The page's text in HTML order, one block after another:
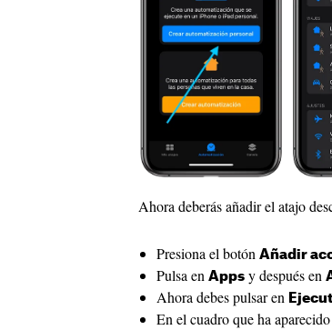
Ahora deberás añadir el atajo
Presiona el botón Añadir
Pulsa en Apps y después en
Ahora debes pulsar en
En el cuadro que ha aparecido